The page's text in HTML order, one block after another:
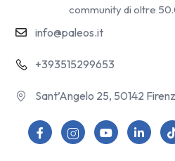
community di oltre
info@paleos.it
+393515299653
Sant’Angelo 25, 50142